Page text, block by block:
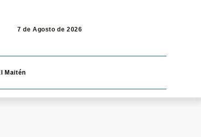
7 de Agosto de 2026
Maitén